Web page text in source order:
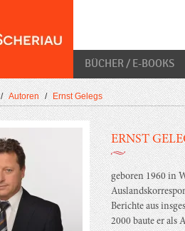
BÜCHER / E-BOOKS
/ Autoren / Ernst Gelegs
ERNST
geboren 1960 in
Berichte aus
2000 baute er als